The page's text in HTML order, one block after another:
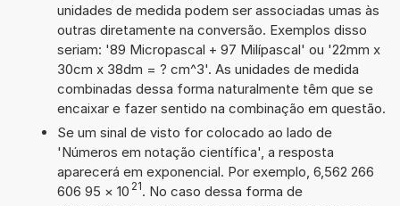
unidades de medida podem ser associadas umas às
outras diretamente na conversão. Exemplos disso
seriam: '89 Micropascal + 97 Milípascal' ou '22mm x
30cm x 38dm = ? cm^3'. As unidades de medida
combinadas dessa forma naturalmente têm que se
encaixar e fazer sentido na combinação em questão.
Se um sinal de visto for colocado ao lado de
'Números em notação científica', a resposta
aparecerá em exponencial. Por exemplo, 6,562 266
606 95 × 10 21. No caso dessa forma de